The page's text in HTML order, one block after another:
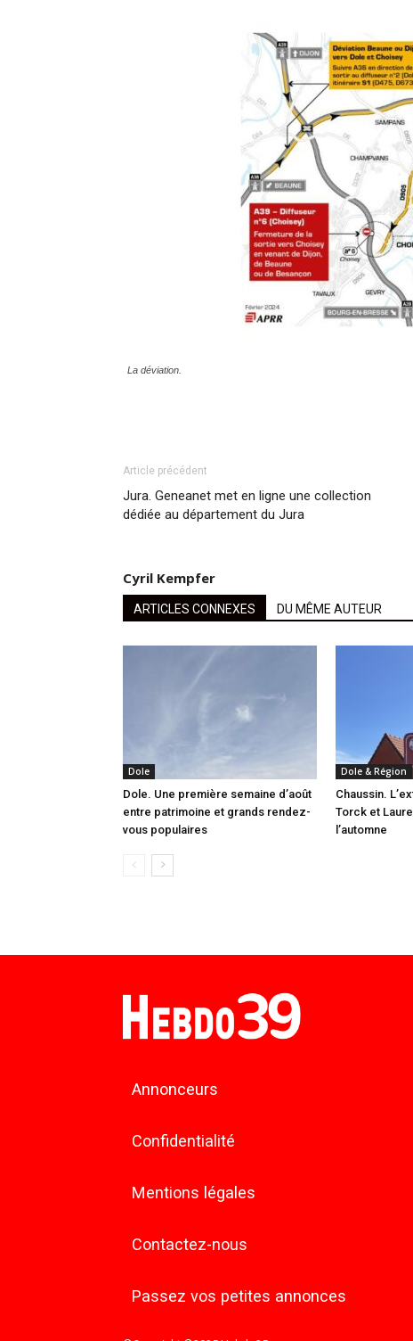
La déviation.
Article précédent
Jura. Geneanet met en ligne une collection
dédiée au département du Jura
Cyril Kempfer
ARTICLES CONNEXES DU MÊME AUTEUR
Dole
Dole. Une première semaine d’août
entre patrimoine et grands rendez-
vous populaires
Dole & Région
Chaussin.
Torck et
l’automne